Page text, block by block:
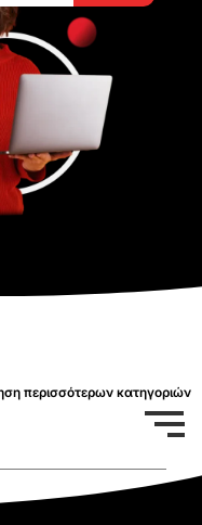
περισσότερων κατηγοριών